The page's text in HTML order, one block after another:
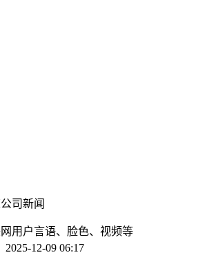
司新闻
用户言语、脸色、视频等
2025-12-09 06:17